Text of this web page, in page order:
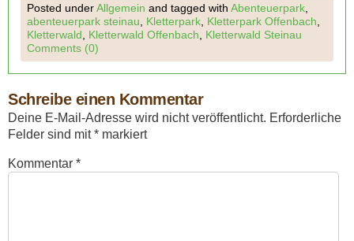
Posted underAllgemein and tagged with Abenteuerpark
abenteuerpark steinau
Kletterpark Kletterpark Offenbach
Kletterwald
Kletterwald Offenbach
Kletterwald Steinau
Comments (0)
Schreibe einen Kommentar
Deine E-Mail-Adresse wird nicht veröffentlicht. Erforderliche
Felder sind mit* markiert
Kommentar *